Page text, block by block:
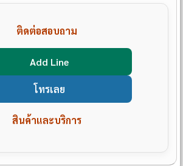
ติดต่อสอบถาม
Add Line
โทรเลย
สินค้าและบริการ